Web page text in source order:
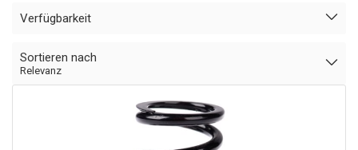
Verfügbarkeit
Sortieren nach
Relevanz